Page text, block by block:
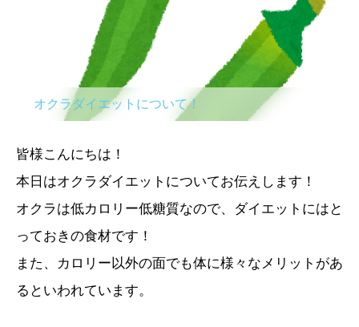
オクラダイエットについて！
皆様こんにちは！
本日はオクラダイエットについてお伝えします！
オクラは低カロリー低糖質なので、ダイエットにはと
っておきの食材です！
また、カロリー以外の面でも体に様々なメリットがあ
るといわれています。